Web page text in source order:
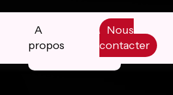
A
propos
Nous
contacter